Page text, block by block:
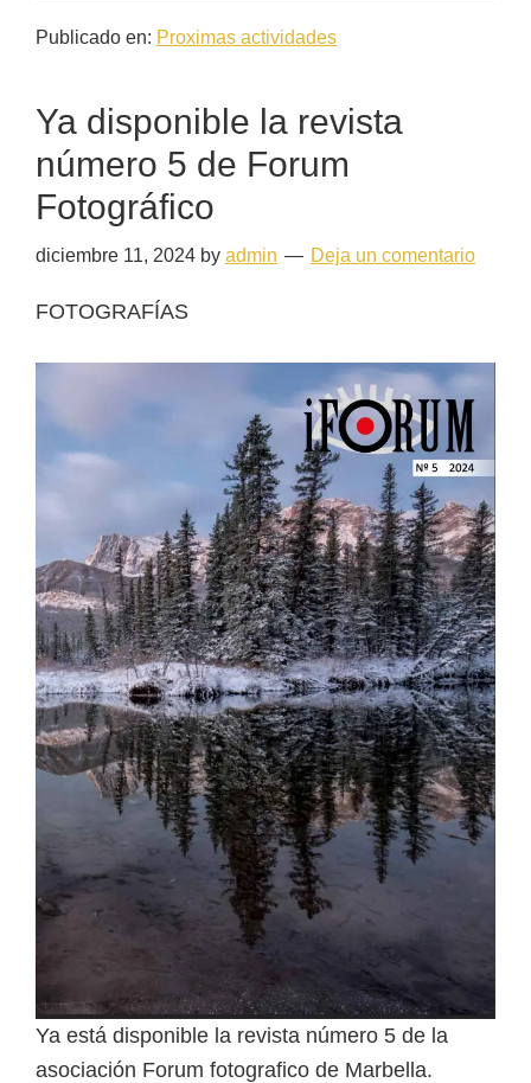
Publicado en: Proximas actividades
Ya disponible la revista
número 5 de Forum
Fotográfico
diciembre 11, 2024 by admin Deja un comentario
FOTOGRAFÍAS
Ya está disponible la revista número 5 de la
asociación Forum fotografico de Marbella.